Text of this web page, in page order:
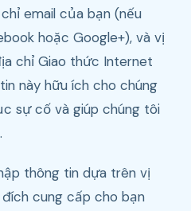
email của bạn (nếu
hoặc Google+), và vị
chỉ Giao thức Internet
này hữu ích cho chúng
sự cố và giúp chúng tôi
thông tin dựa trên vị
cung cấp cho bạn